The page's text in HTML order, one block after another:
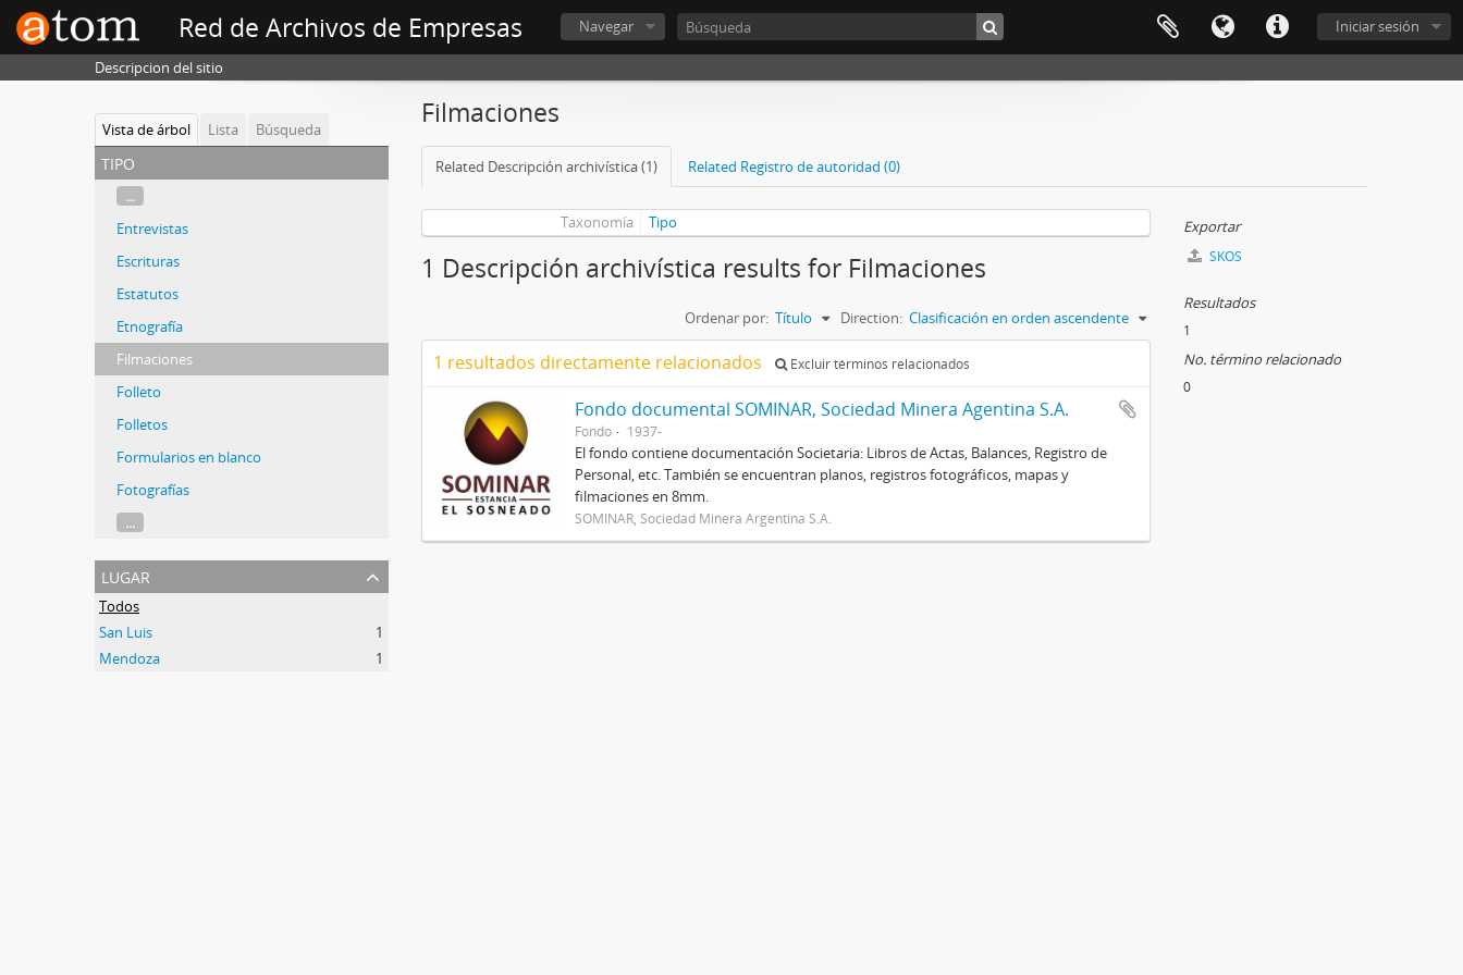
Red de Archivos de Empresas Iniciar sesión
Navegar
Descripcion del sitio
Vista de árbol Lista Búsqueda
tipo
...
Entrevistas
Escrituras
Estatutos
Etnografía
Filmaciones
Folleto
Folletos
Formularios en blanco
Fotografías
...
lugar
Todos
San Luis
1
Mendoza
1
Filmaciones
Related Descripción archivística (1) Related Registro de autoridad (0)
Taxonomía Tipo
1 Descripción archivística results for Filmaciones
Ordenar por: Título Direction: Clasificación en orden ascendente
1 resultados directamente relacionados Excluir términos relacionados
Fondo documental SOMINAR, Sociedad Minera Agentina S.A.
Fondo 1937-
El fondo contiene documentación Societaria: Libros de Actas, Balances, Registro de
Personal, etc. También se encuentran planos, registros fotográficos, mapas y
filmaciones en 8mm.
SOMINAR, Sociedad Minera Argentina S.A.
Exportar
SKOS
Resultados
1
No. término relacionado
0